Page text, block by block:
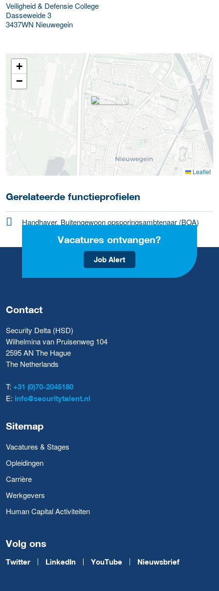
Veiligheid & Defensie College
Dasseweide 3
3437WN Nieuwegein
+
−
Leaflet
Gerelateerde functieprofielen
Handhaver, Buitengewoon opsporingsambtenaar (BOA)
Vacatures ontvangen?
Job Alert
Contact
Security Delta (HSD)
Wilhelmina van Pruisenweg 104
2595 AN The Hague
The Netherlands
T: +31 (0)70-2045180
E: info@securitytalent.nl
Sitemap
Vacatures & Stages
Opleidingen
Carrière
Werkgevers
Human Capital Activiteiten
Volg ons
Twitter LinkedIn YouTube Nieuwsbrief